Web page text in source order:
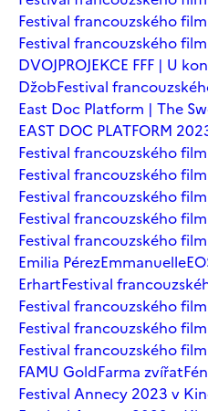
Festival francouzského
Festival francouzského
DVOJPROJEKCE FFF | U
DžobFestival
East Doc Platform | The
EAST DOC PLATFORM
Festival francouzského
Festival francouzského
Festival francouzského
Festival francouzského
Festival francouzského
Emilia PérezEmmanuelle
ErhartFestival
Festival francouzského
Festival francouzského
Festival francouzského
FAMU GoldFarma zvířat
Festival Annecy 2023 v